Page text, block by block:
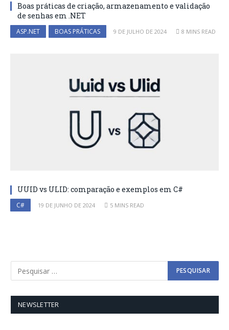
Boas práticas de criação, armazenamento e validação
de senhas em .NET
ASP.NET BOAS PRÁTICAS 9 DE JULHO DE 2024 8 MINS READ
UUID vs ULID: comparação e exemplos em C#
C# 19 DE JUNHO DE 2024 5 MINS READ
NEWSLETTER